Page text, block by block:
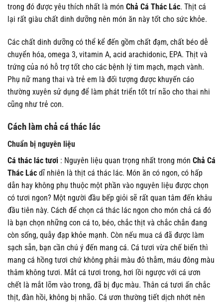
trong đó được yêu thích nhất là món Chả Cá Thác Lác. Thịt cá
lại rất giàu chất dinh dưỡng nên món ăn này tốt cho sức khỏe.
Các chất dinh dưỡng có thể kể đến gồm chất đạm, chất béo dễ
chuyển hóa, omega 3, vitamin A, acid arachidonic, EPA. Thịt và
trứng của nó hỗ trợ tốt cho các bệnh lý tim mạch, mạch vành.
Phụ nữ mang thai và trẻ em là đối tượng được khuyến cáo
thường xuyên sử dụng để làm phát triển tốt trí não cho thai nhi
cũng như trẻ con.
Cách làm chả cá thác lác
Chuẩn bị nguyên liệu
Cá thác lác tươi : Nguyên liệu quan trọng nhất trong món Chả Cá
Thác Lác dĩ nhiên là thịt cá thác lác. Món ăn có ngon, có hấp
dẫn hay không phụ thuộc một phần vào nguyên liệu được chọn
có tươi ngon? Một người đầu bếp giỏi sẽ rất quan tâm đến khâu
đầu tiên này. Cách để chọn cá thác lác ngon cho món chả cá đó
là bạn chọn những con cá to, béo, chắc thịt và chắc chắn đang
còn sống, quẫy đạp khỏe mạnh. Còn nếu mua cá đã được làm
sạch sẵn, bạn cần chú ý đến mang cá. Cá tươi vừa chế biến thì
mang cá hồng tươi chứ không phải màu đỏ thẫm, máu đông màu
thâm không tươi. Mắt cá tươi trong, hơi lồi ngược với cá ươn
chết là mắt lõm vào trong, đã bị đục màu. Thân cá tươi ấn chắc
thịt, đàn hồi, không bị nhão. Cá ươn thường tiết dịch nhớt nên